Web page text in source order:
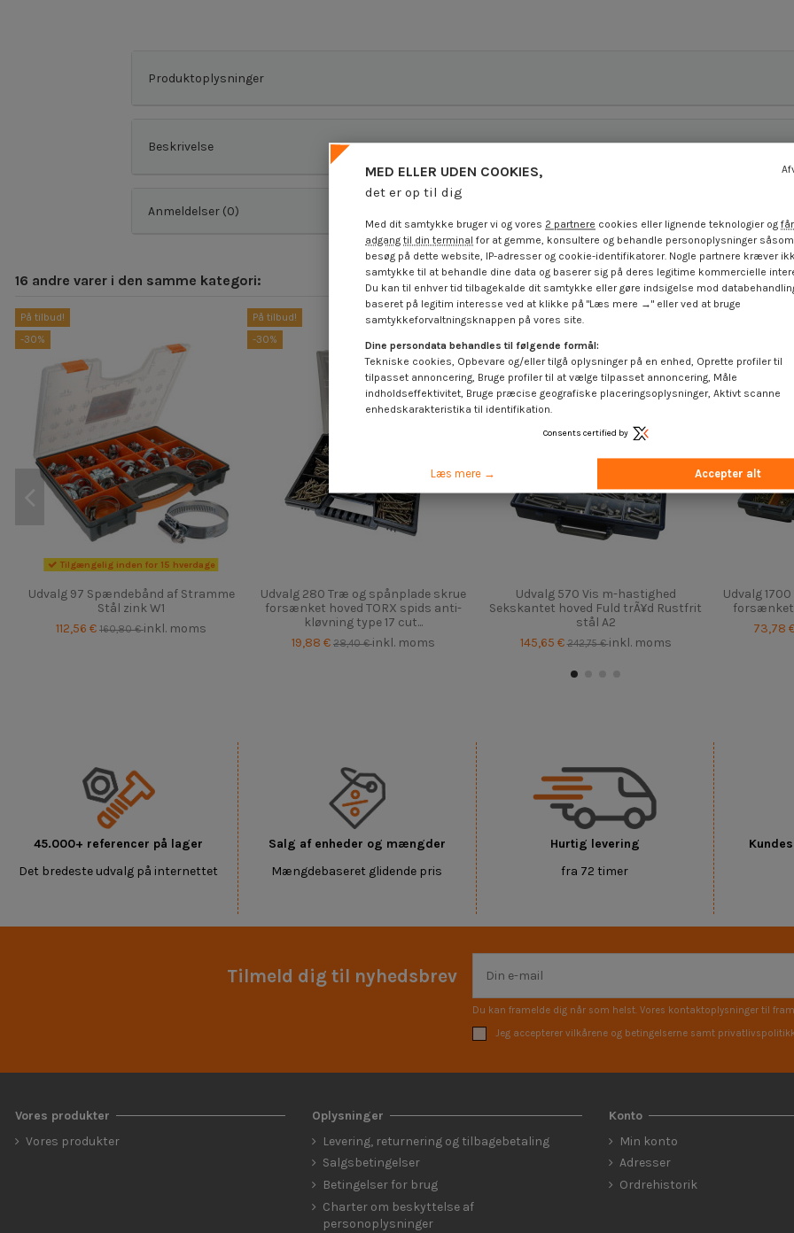
Produktoplysninger
Beskrivelse
Anmeldelser (0)
16 andre varer i den samme kategori:
På tilbud!
-30%
Tilgængelig inden for 15 hverdage
Udvalg 97 Spændebånd af Stramme
Stål zink W1
112,56 € 160,80 €inkl. moms
På tilbud!
-30%
Udvalg 280 Træ og spånplade skrue
forsænket hoved TORX spids anti-
kløvning type 17 cut...
19,88 € 28,40 €inkl. moms
På tilbud!
-40%
Udvalg 570 Vis m-hastighed
Sekskantet hoved Fuld trÃ¥d Rustfrit
stål A2
145,65 €242,75 €inkl. moms
Udvalg
forsænket
73,78
45.000+ referencer på lager
Det bredeste udvalg på internettet
Salg af enheder og mængder
Mængdebaseret glidende pris
Hurtig levering
fra 72 timer
Tilmeld dig til nyhedsbrev
Du kan framelde dig når som helst. Vores kontaktoplysninger til
Jeg accepterer vilkårene og betingelserne samt
Vores produkter
Vores produkter
Oplysninger
Levering, returnering og tilbagebetaling
Salgsbetingelser
Betingelser for brug
Charter om beskyttelse af
personoplysninger
Konto
Min konto
Adresser
Ordrehistorik
MED ELLER UDEN COOKIES,
det er op til dig
Med dit samtykke bruger vi og vores 2 partnere cookies eller lignende teknologier og får
adgang til din terminal for at gemme, konsultere og behandle personoplysninger
besøg på dette website, IP-adresser og cookie-identifikatorer. Nogle partnere kræver
samtykke til at behandle dine data og baserer sig på deres legitime kommercielle
Du kan til enhver tid tilbagekalde dit samtykke eller gøre indsigelse mod
baseret på legitim interesse ved at klikke på "Læs mere →" eller ved at bruge
samtykkeforvaltningsknappen på vores site.
Dine persondata behandles til følgende formål:
Tekniske cookies, Opbevare og/eller tilgå oplysninger på en enhed, Oprette profiler til
tilpasset annoncering, Bruge profiler til at vælge tilpasset annoncering, Måle
indholdseffektivitet, Bruge præcise geografiske placeringsoplysninger, Aktivt scanne
enhedskarakteristika til identifikation.
Consents certified by
Læs mere → Accepter alt